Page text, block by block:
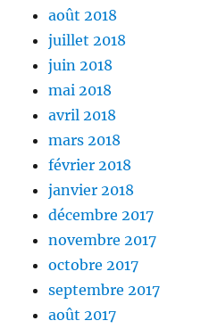
août 2018
juillet 2018
juin 2018
mai 2018
avril 2018
mars 2018
février 2018
janvier 2018
décembre 2017
novembre 2017
octobre 2017
septembre 2017
août 2017